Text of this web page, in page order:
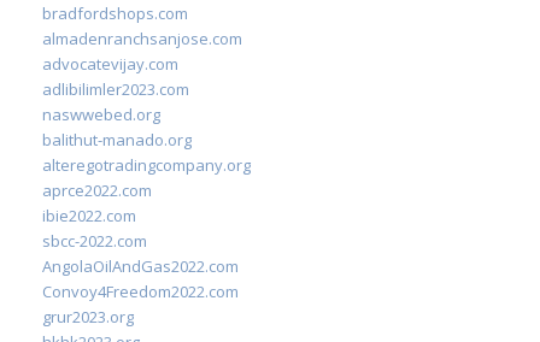
bradfordshops.com
almadenranchsanjose.com
advocatevijay.com
adlibilimler2023.com
naswwebed.org
balithut-manado.org
alteregotradingcompany.org
aprce2022.com
ibie2022.com
sbcc-2022.com
AngolaOilAndGas2022.com
Convoy4Freedom2022.com
grur2023.org